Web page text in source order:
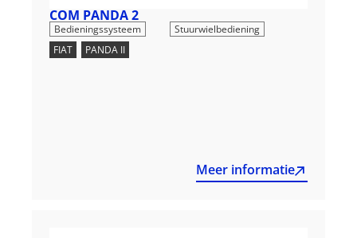
COM PANDA 2
Bedieningssysteem
Stuurwielbediening
FIAT
PANDA II
Meer informatie